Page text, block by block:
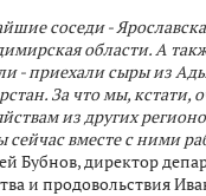
соседи -
области. А
- приехали сыры из
За что мы, кстати,
из других
вместе с ними
Бубнов, директор
и продовольствия